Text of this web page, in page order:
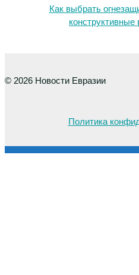
Как выбрать
© 2026 Новости Евразии
Политика